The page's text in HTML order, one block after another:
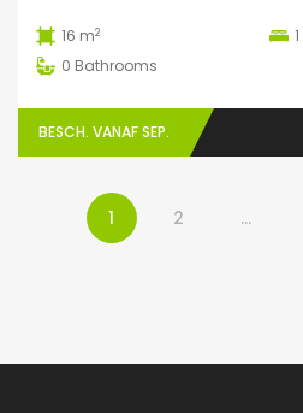
16 m2 1
0 Bathrooms
BESCH. VANAF SEP.
1 2 …